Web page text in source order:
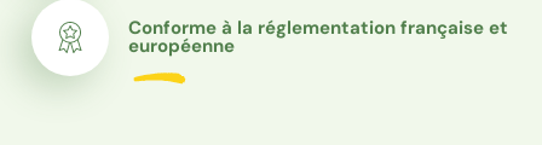
Conforme à la réglementation française et
européenne